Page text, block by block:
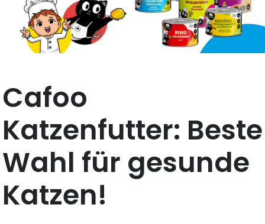
Cafoo
Katzenfutter: Beste
Wahl für gesunde
Katzen!